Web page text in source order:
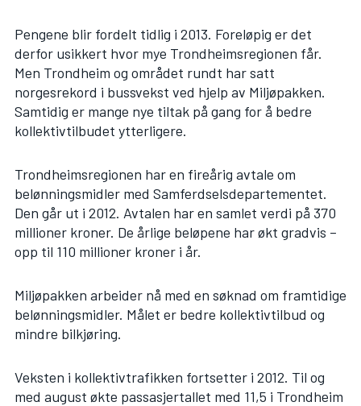
Pengene blir fordelt tidlig i 2013. Foreløpig er det
derfor usikkert hvor mye Trondheimsregionen får.
Men Trondheim og området rundt har satt
norgesrekord i bussvekst ved hjelp av Miljøpakken.
Samtidig er mange nye tiltak på gang for å bedre
kollektivtilbudet ytterligere.
Trondheimsregionen har en fireårig avtale om
belønningsmidler med Samferdselsdepartementet.
Den går ut i 2012. Avtalen har en samlet verdi på 370
millioner kroner. De årlige beløpene har økt gradvis –
opp til 110 millioner kroner i år.
Miljøpakken arbeider nå med en søknad om framtidige
belønningsmidler. Målet er bedre kollektivtilbud og
mindre bilkjøring.
Veksten i kollektivtrafikken fortsetter i 2012. Til og
med august økte passasjertallet med 11,5 i Trondheim